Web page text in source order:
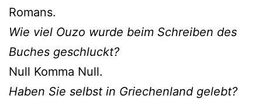
Romans.
Wie viel Ouzo wurde beim Schreiben des
Buches geschluckt?
Null Komma Null.
Haben Sie selbst in Griechenland gelebt?